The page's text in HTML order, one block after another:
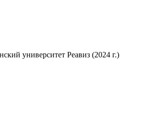
университет Реавиз (2024 г.)